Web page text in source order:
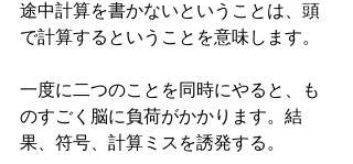
途中計算を書かないということは、頭
で計算するということを意味します。
一度に二つのことを同時にやると、も
のすごく脳に負荷がかかります。結
果、符号、計算ミスを誘発する。